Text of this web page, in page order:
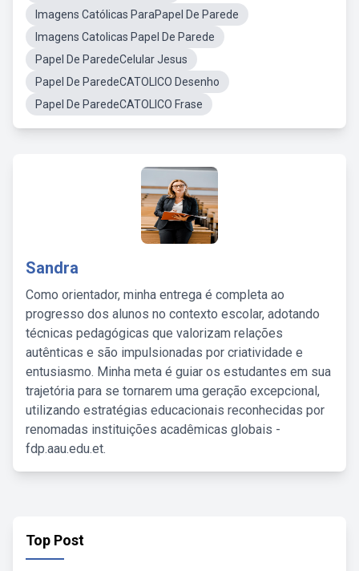
Imagens Católicas ParaPapel De Parede
Imagens Catolicas Papel De Parede
Papel De ParedeCelular Jesus
Papel De ParedeCATOLICO Desenho
Papel De ParedeCATOLICO Frase
Sandra
Como orientador, minha entrega é completa ao
progresso dos alunos no contexto escolar, adotando
técnicas pedagógicas que valorizam relações
autênticas e são impulsionadas por criatividade e
entusiasmo. Minha meta é guiar os estudantes em sua
trajetória para se tornarem uma geração excepcional,
utilizando estratégias educacionais reconhecidas por
renomadas instituições acadêmicas globais -
fdp.aau.edu.et.
Top Post